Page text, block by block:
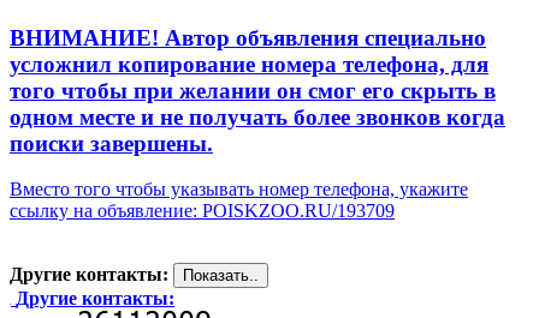
ВНИМАНИЕ! Автор объявления специально
усложнил копирование номера телефона, для
того чтобы при желании он смог его скрыть в
одном месте и не получать более звонков когда
поиски завершены.
Вместо того чтобы указывать номер телефона, укажите
ссылку на объявление: POISKZOO.RU/193709
Другие контакты:
Другие контакты: